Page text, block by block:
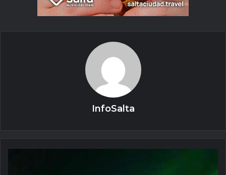
InfoSalta